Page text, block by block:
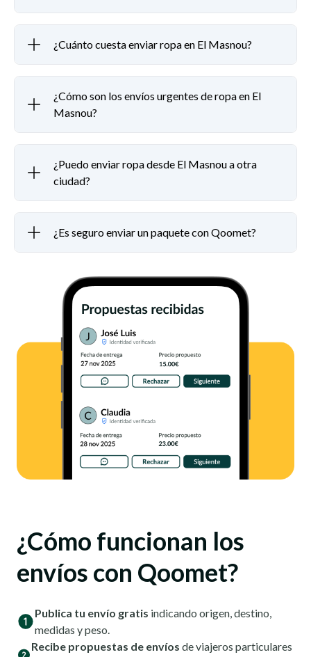
¿Cuánto cuesta enviar ropa en El Masnou?
¿Cómo son los envíos urgentes de ropa en El
Masnou?
¿Puedo enviar ropa desde El Masnou a otra
ciudad?
¿Es seguro enviar un paquete con Qoomet?
¿Cómo funcionan los
envíos con Qoomet?
Publica tu envío gratis indicando origen, destino,
medidas y peso.
Recibe propuestas de envíos de viajeros particulares